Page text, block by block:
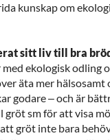
kunskap om
sitt liv till bra bröd
ekologisk odling
äta mer
godare – och är
sm för att visa
gröt inte bara